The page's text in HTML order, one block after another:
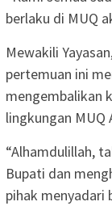
berlaku di MUQ
Mewakili
pertemuan ini
mengembalikan
lingkungan MUQ
“Alhamdulillah,
Bupati dan
pihak menyadari